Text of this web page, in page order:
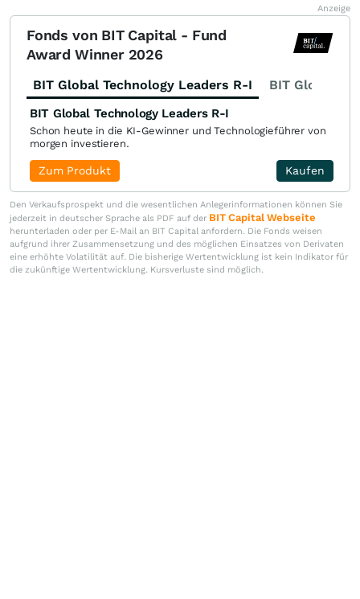
Anzeige
Fonds von BIT Capital - Fund
Award Winner 2026
BIT Global Technology Leaders R-I BIT Global
BIT Global Technology Leaders R-I
Schon heute in die KI-Gewinner und Technologieführer von
morgen investieren.
Kaufen
Zum Produkt
Den Verkaufsprospekt und die wesentlichen Anlegerinformationen können Sie
jederzeit in deutscher Sprache als PDF auf der BIT Capital Webseite
herunterladen oder per E-Mail an BIT Capital anfordern. Die Fonds weisen
aufgrund ihrer Zusammensetzung und des möglichen Einsatzes von Derivaten
eine erhöhte Volatilität auf. Die bisherige Wertentwicklung ist kein Indikator für
die zukünftige Wertentwicklung. Kursverluste sind möglich.